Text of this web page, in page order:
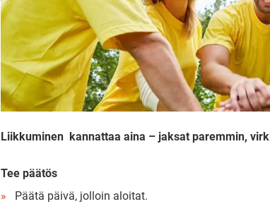
Liikkuminen kannattaa aina – jaksat paremmin,
Tee päätös
Päätä päivä, jolloin aloitat.